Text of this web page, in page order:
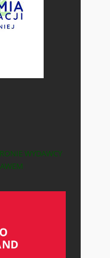
WYDAWCY